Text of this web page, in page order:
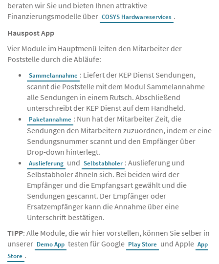
beraten wir Sie und bieten Ihnen attraktive
Finanzierungsmodelle über COSYS Hardwareservices .
Hauspost App
Vier Module im Hauptmenü leiten den Mitarbeiter der
Poststelle durch die Abläufe:
Sammelannahme : Liefert der KEP Dienst Sendungen,
scannt die Poststelle mit dem Modul Sammelannahme
alle Sendungen in einem Rutsch. Abschließend
unterschreibt der KEP Dienst auf dem Handheld.
Paketannahme : Nun hat der Mitarbeiter Zeit, die
Sendungen den Mitarbeitern zuzuordnen, indem er eine
Sendungsnummer scannt und den Empfänger über
Drop-down hinterlegt.
Auslieferung und Selbstabholer : Auslieferung und
Selbstabholer ähneln sich. Bei beiden wird der
Empfänger und die Empfangsart gewählt und die
Sendungen gescannt. Der Empfänger oder
Ersatzempfänger kann die Annahme über eine
Unterschrift bestätigen.
TIPP: Alle Module, die wir hier vorstellen, können Sie selber in
unserer Demo App testen für Google Play Store und Apple App
Store .